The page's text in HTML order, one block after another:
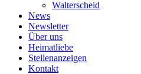
Walterscheid
News
Newsletter
Über uns
Heimatliebe
Stellenanzeigen
Kontakt